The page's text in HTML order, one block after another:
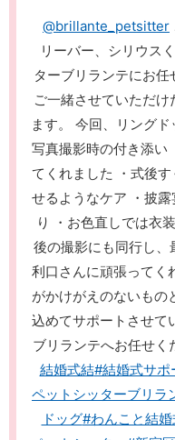
@brillante_petsitter
リーバー、シリウス
ターブリランテにお
ご一緒させていただ
ます。 今回、リング
写真撮影時の付き添い
てくれました ・式後
せるようなケア ・披
り ・お色直しでは衣
後の撮影にも同行し
利口さんに頑張ってく
がかけがえのないもの
込めてサポートさせて
ブリランテへお任せく
結婚式結#結婚式サポ
ペットシッターブリラ
ドッグ#わんこと結婚